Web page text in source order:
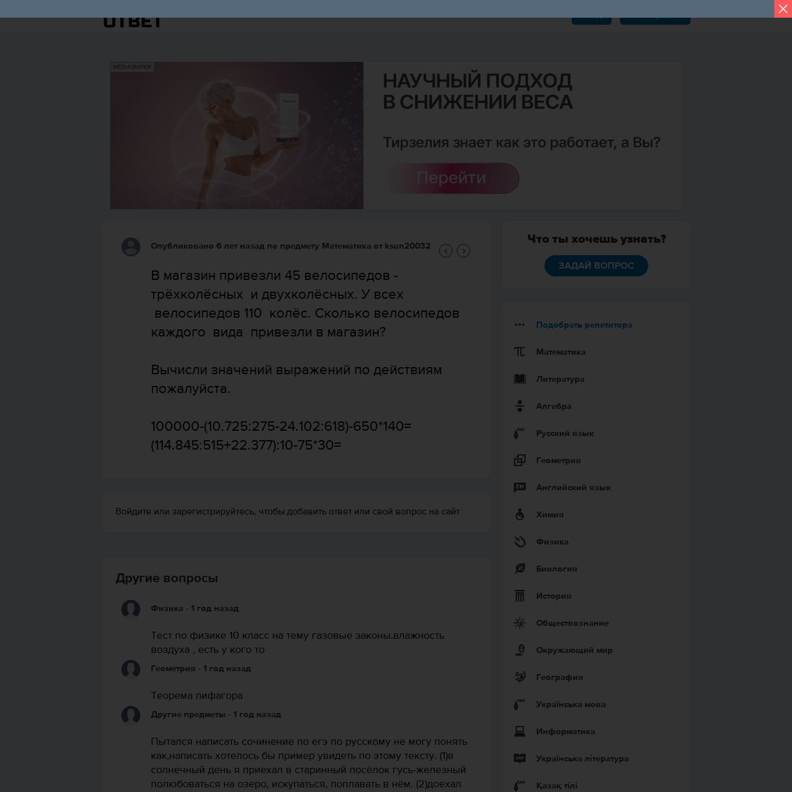
MEDIASNIPER
Опубликовано 6 лет назад по предмету Математика от ksun20032
В магазин привезли 45 велосипедов -
трёхколёсных и двухколёсных. У всех
велосипедов 110 колёс. Сколько велосипедов
каждого вида привезли в магазин?
Вычисли значений выражений по действиям
пожалуйста.
100000-(10.725:275-24.102:618)-650*140=
(114.845:515+22.377):10-75*30=
Войдите или зарегистрируйтесь, чтобы добавить ответ или свой вопрос на сайт
Другие вопросы
Физика - 1 год назад
Тест по физике 10 класс на тему газовые законы.влажность
воздуха , есть у кого то
Геометрия - 1 год назад
Теорема пифагора
Другие предметы - 1 год назад
Пытался написать сочинение по егэ по русскому не могу понять
как,написать хотелось бы пример увидеть по этому тексту. (1)в
солнечный день я приехал в старинный посёлок гусь-железный
полюбоваться на озеро, искупаться, поплавать в нём. (2)доехал
Что ты хочешь узнать?
ЗАДАЙ ВОПРОС
Подобрать репетитора
Математика
Литература
Алгебра
Русский язык
Геометрия
Английский язык
Химия
Физика
Биология
История
Обществознание
Окружающий мир
География
Українська мова
Информатика
Українська література
Қазақ тiлi